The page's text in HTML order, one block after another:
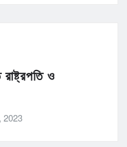
রাষ্ট্রপতি ও
2023